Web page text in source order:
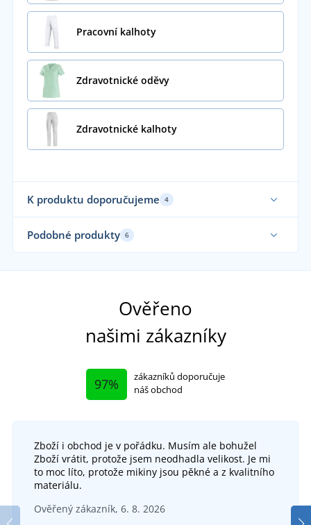
Pracovní kalhoty
Zdravotnické oděvy
Zdravotnické kalhoty
K produktu doporučujeme 4
Dámský pracovní plášť EVA
DO 5 DNŮ
v pondělí 17. 8.
Podobné produkty 6
Dámská bílá halena GABRIELA
Ověřeno
našimi zákazníky
97%
zákazníků doporučuje
náš obchod
Zboží i obchod je v pořádku. Musím ale bohužel
Zboží vrátit, protože jsem neodhadla velikost. Je mi
to moc líto, protože mikiny jsou pěkné a z kvalitního
materiálu.
Ověřený zákazník, 6. 8. 2026